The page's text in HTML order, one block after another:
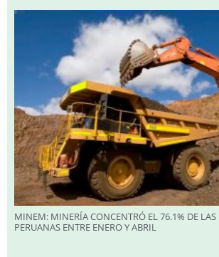
MINEM: MINERÍA CONCENTRÓ EL 76.1% DE LAS
PERUANAS ENTRE ENERO Y ABRIL